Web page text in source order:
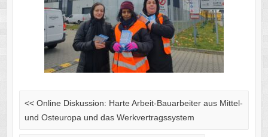
<<Online Diskussion: Harte Arbeit-Bauarbeiter aus Mittel-
und Osteuropa und das Werkvertragssystem